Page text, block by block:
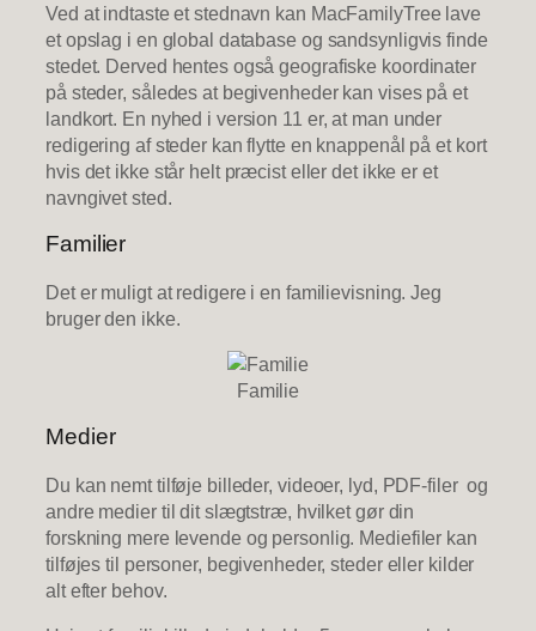
Ved at indtaste et stednavn kan MacFamilyTree lave
et opslag i en global database og sandsynligvis finde
stedet. Derved hentes også geografiske koordinater
på steder, således at begivenheder kan vises på et
landkort. En nyhed i version 11 er, at man under
redigering af steder kan flytte en knappenål på et kort
hvis det ikke står helt præcist eller det ikke er et
navngivet sted.
Familier
Det er muligt at redigere i en familievisning. Jeg
bruger den ikke.
Familie
Medier
Du kan nemt tilføje billeder, videoer, lyd, PDF-filer og
andre medier til dit slægtstræ, hvilket gør din
forskning mere levende og personlig. Mediefiler kan
tilføjes til personer, begivenheder, steder eller kilder
alt efter behov.